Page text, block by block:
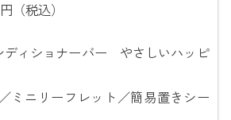
（税込）
ィショナーバー やさしいハッピ
ニリーフレット／簡易置きシー